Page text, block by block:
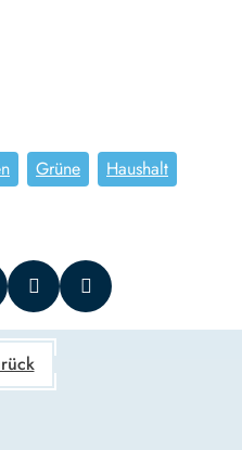
Grüne
Haushalt